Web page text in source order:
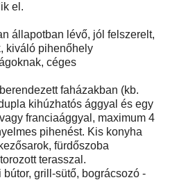
el.
állapotban lévő, jól felszerelt,
kiváló pihenőhely
céges
faházakban (kb.
kihúzhatós ággyal és egy
franciaággyal, maximum 4
pihenést. Kis konyha
fürdőszoba
terasszal.
grill-sütő, bográcsozó -